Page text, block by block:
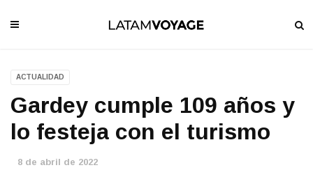
ACTUALIDAD
Gardey cumple 109 años y
lo festeja con el turismo
8 de abril de 2022